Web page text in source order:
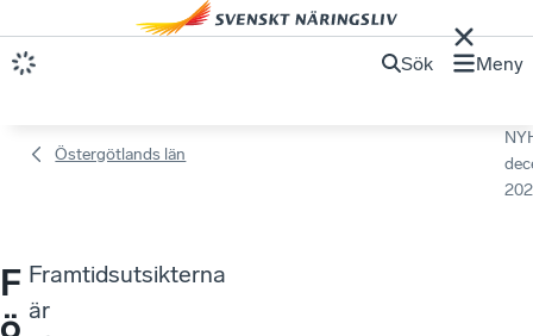
Sök Meny
Östergötlands län
F Framtidsutsikterna
är